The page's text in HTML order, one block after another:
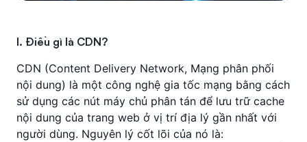
I. Điều gì là CDN?
CDN (Content Delivery Network, Mạng phân phối
nội dung) là một công nghệ gia tốc mạng bằng cách
sử dụng các nút máy chủ phân tán để lưu trữ cache
nội dung của trang web ở vị trí địa lý gần nhất với
người dùng. Nguyên lý cốt lõi của nó là: